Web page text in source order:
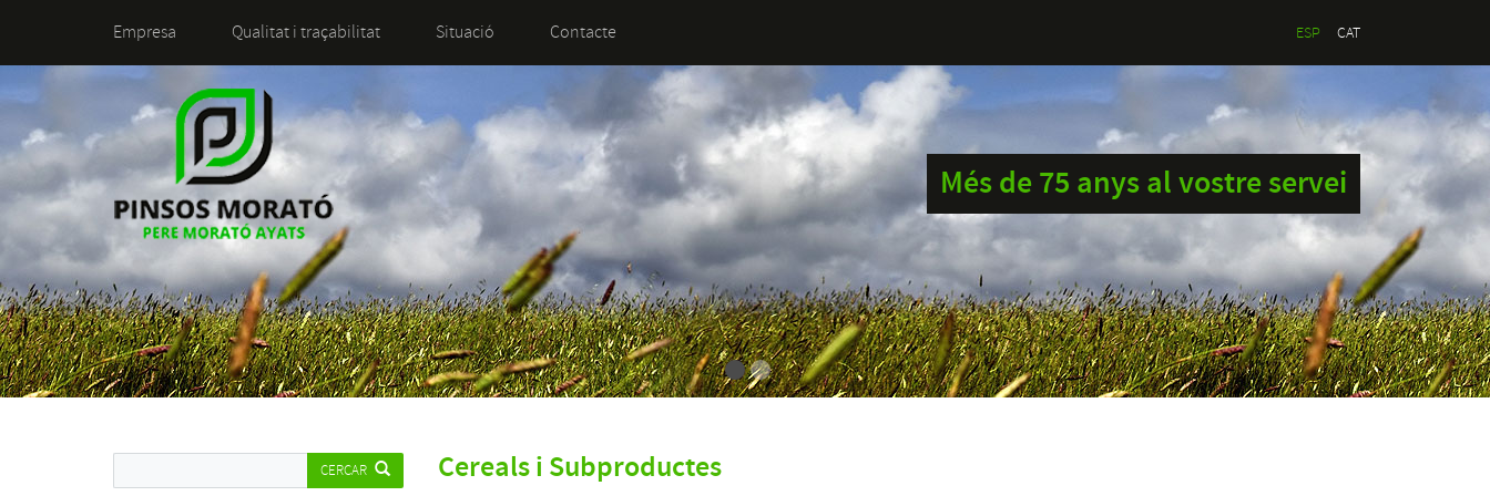
Empresa Qualitat i traçabilitat Situació Contacte ESP CAT
Més de 75 anys al vostre servei
CERCAR Cereals i Subproductes